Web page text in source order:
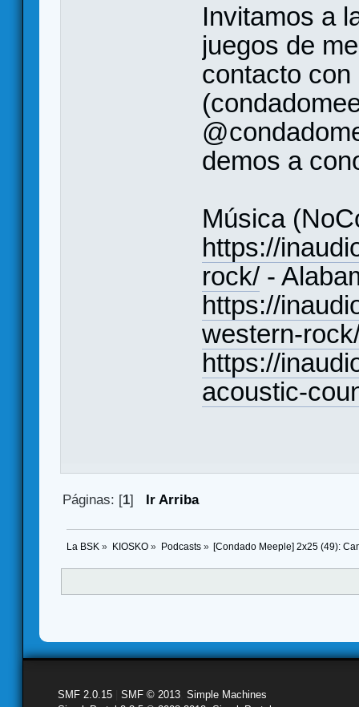
Invitamos a
juegos de
contacto
demos a
Música
https://
rock/ -
https://
western-
https://
acoustic-
Páginas: [1] Ir Arriba
La BSK » KIOSKO» Podcasts» [Condado Meeple] 2x25 (49):
SMF 2.0.15 SMF © 2013 Simple Machines